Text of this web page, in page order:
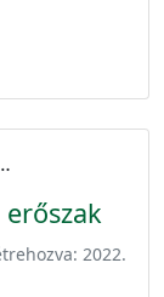
2022.